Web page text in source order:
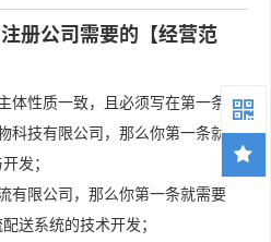
册公司需要的【经营范
体性质一致，且必须写在第一条。
科技有限公司，那么你第一条就需
发；
有限公司，那么你第一条就需要
送系统的技术开发；